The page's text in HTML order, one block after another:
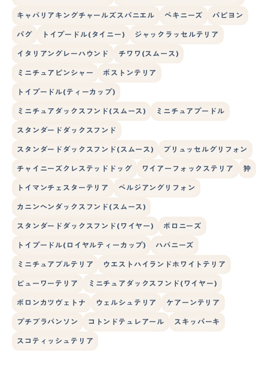
キャバリアキングチャールズスパニエル ペキニーズ パピヨン
パグ トイプードル(タイニー) ジャックラッセルテリア
イタリアングレーハウンド チワワ(スムース)
ミニチュアピンシャー ボストンテリア
トイプードル(ティーカップ)
ミニチュアダックスフンド(スムース) ミニチュアプードル
スタンダードダックスフンド
スタンダードダックスフンド(スムース) ブリュッセルグリフォン
チャイニーズクレステッドドッグ ワイアーフォックステリア 狆
トイマンチェスターテリア ベルジアングリフォン
カニンヘンダックスフンド(スムース)
スタンダードダックスフンド(ワイヤー) ボロニーズ
トイプードル(ロイヤルティーカップ) ハバニーズ
ミニチュアブルテリア ウエストハイランドホワイトテリア
ビューワーテリア ミニチュアダックスフンド(ワイヤー)
ボロンカツヴェトナ ウェルシュテリア ケアーンテリア
プチブラバンソン コトンドテュレアール スキッパーキ
スコティッシュテリア